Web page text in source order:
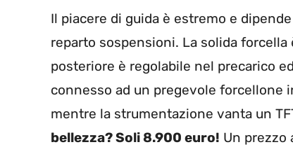
Il piacere di guida è estremo e
reparto sospensioni. La solida
posteriore è regolabile nel precarico
connesso ad un pregevole forcellone
mentre la strumentazione vanta un
bellezza? Soli 8.900 euro! Un prezzo